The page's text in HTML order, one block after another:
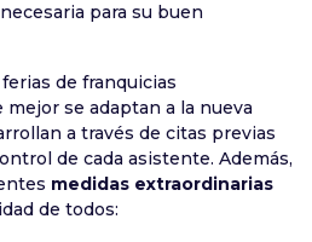
para su buen
de franquicias
mejor se adaptan a la nueva
a través de citas previas
de cada asistente. Además,
medidas extraordinarias
de todos: